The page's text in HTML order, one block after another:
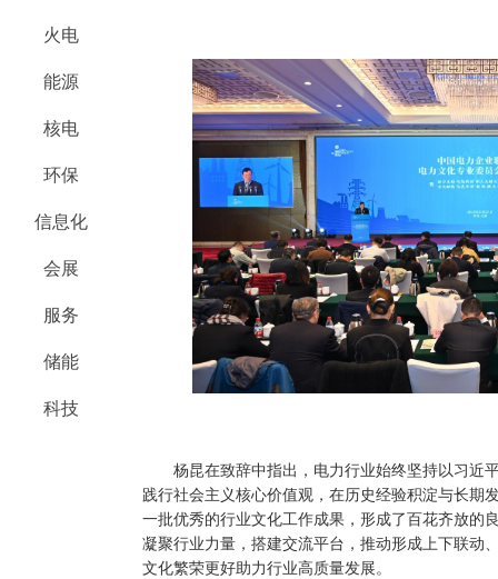
火电
能源
核电
环保
信息化
会展
服务
储能
科技
杨昆在致辞中指出，电力行业始终坚持以习近
践行社会主义核心价值观，在历史经验积淀与长期
一批优秀的行业文化工作成果，形成了百花齐放的
凝聚行业力量，搭建交流平台，推动形成上下联动
文化繁荣更好助力行业高质量发展。